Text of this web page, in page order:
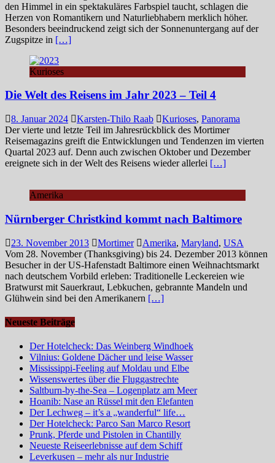
den Himmel in ein spektakuläres Farbspiel taucht, schlagen die
Herzen von Romantikern und Naturliebhabern merklich höher.
Besonders beeindruckend zeigt sich der Sonnenuntergang auf der
Zugspitze in […]
Kurioses
Die Welt des Reisens im Jahr 2023 – Teil 4
8. Januar 2024 Karsten-Thilo Raab Kurioses, Panorama
Der vierte und letzte Teil im Jahresrückblick des Mortimer
Reisemagazins greift die Entwicklungen und Tendenzen im vierten
Quartal 2023 auf. Denn auch zwischen Oktober und Dezember
ereignete sich in der Welt des Reisens wieder allerlei […]
Amerika
Nürnberger Christkind kommt nach Baltimore
23. November 2013 Mortimer Amerika, Maryland, USA
Vom 28. November (Thanksgiving) bis 24. Dezember 2013 können
Besucher in der US-Hafenstadt Baltimore einen Weihnachtsmarkt
nach deutschem Vorbild erleben: Traditionelle Leckereien wie
Bratwurst mit Sauerkraut, Lebkuchen, gebrannte Mandeln und
Glühwein sind bei den Amerikanern […]
Neueste Beiträge
Der Hotelcheck: Das Weinberg Windhoek
Vilnius: Goldene Dächer und leise Wasser
Mississippi-Feeling auf Moldau und Elbe
Wissenswertes über die Fluggastrechte
Saltburn-by-the-Sea – Logenplatz am Meer
Hoanib: Nase an Rüssel mit den Elefanten
Der Lechweg – it’s a „wanderful“ life…
Der Hotelcheck: Parco San Marco Resort
Prunk, Pferde und Pistolen in Chantilly
Neueste Reiseerlebnisse auf dem Schiff
Leverkusen – mehr als nur Industrie